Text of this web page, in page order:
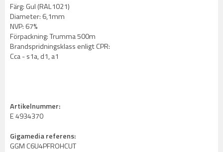
Färg: Gul (RAL1021)
Diameter: 6,1mm
NVP: 67%
Förpackning: Trumma 500m
Brandspridningsklass enligt CPR:
Cca - s1a, d1, a1
Artikelnummer:
E 4934370
Gigamedia referens:
GGM C6U4PFROHCUT